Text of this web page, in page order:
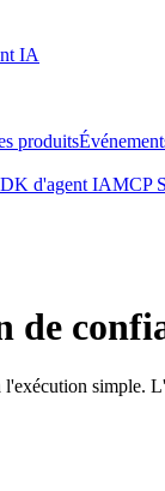
IA
produits
d'agent IAMCP
simple.